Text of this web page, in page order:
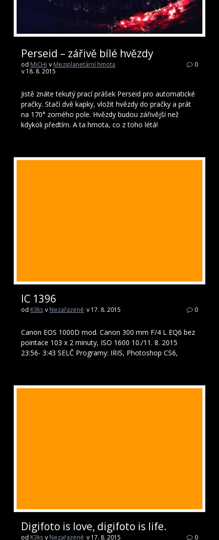
Perseid – zářivě bílé hvězdy
od MiCHi v Meziplanetární hmota
v 18. 8. 2015
0
Jistě znáte tekutý prací prášek Perseid pro automatické
pračky. Stačí dvě kapky, vložit hvězdy do pračky a prát
na 170° zorného pole. Hvězdy budou zářivější než
kdykoli předtím. A ta hmota, co z toho létá!
IC 1396
od K3ks v Nezařazené v 17. 8. 2015 0
Canon EOS 1000D mod. Canon 300 mm F/4 L EQ6 bez
pointace 103 x 2 minuty, ISO 1600 10./11. 8. 2015
23:56- 3:43 SELČ Programy: IRIS, Photoshop CS6,
Digifoto is love, digifoto is life.
od K3ks v Nezařazené v 17. 8. 2015 0